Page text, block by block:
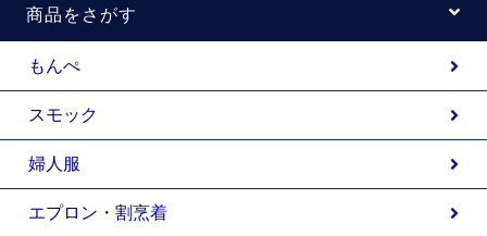
商品をさがす
もんぺ
スモック
婦人服
エプロン・割烹着